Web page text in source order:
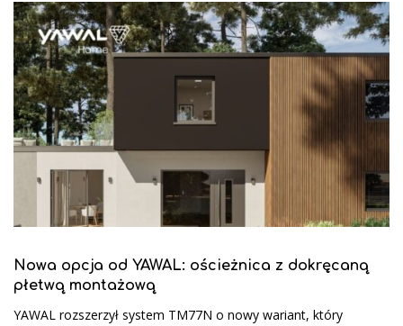
Nowa opcja od YAWAL: ościeżnica z dokręcaną
płetwą montażową
YAWAL rozszerzył system TM77N o nowy wariant, który